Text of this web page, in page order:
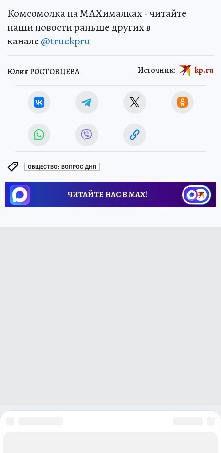
Комсомолка на MAXималках - читайте
наши новости раньше других в
канале @truekpru
Юлия РОСТОВЦЕВА Источник: kp.ru
ОБЩЕСТВО: ВОПРОС ДНЯ
ЧИТАЙТЕ НАС В МАХ!